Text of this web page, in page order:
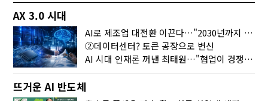
AX 3.0 시대
AI로 제조업 대전환 이끈다…"2030년까지 민관합동 20조 투자"
②데이터센터? 토큰 공장으로 변신
AI 시대 인재론 꺼낸 최태원…"협업이 경쟁력"
뜨거운 AI 반도체